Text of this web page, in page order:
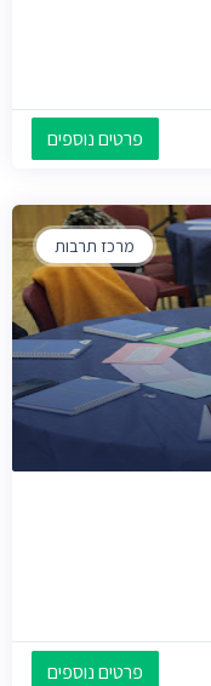
פרטים נוספים
מרכז תרבות
פרטים נוספים